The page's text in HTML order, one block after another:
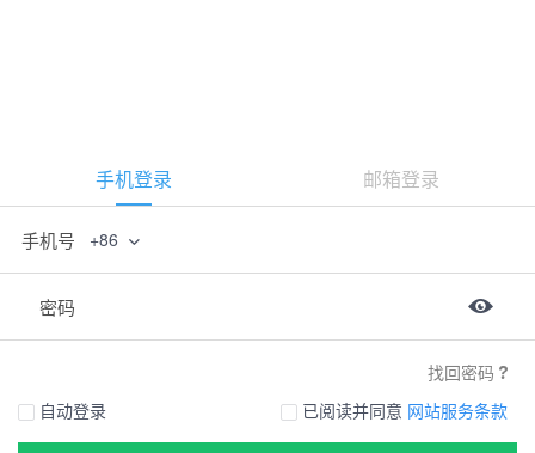
手机登录 邮箱登录
手机号 +86
密码
找回密码
自动登录
已阅读并同意 网站服务条款